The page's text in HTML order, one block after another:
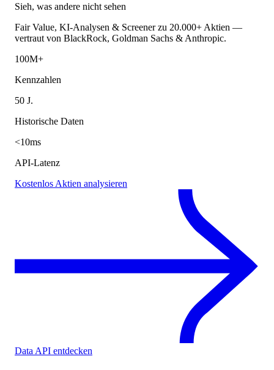
Sieh, was andere nicht sehen
Fair Value, KI-Analysen & Screener zu 20.000+ Aktien —
vertraut von BlackRock, Goldman Sachs & Anthropic.
100M+
Kennzahlen
50 J.
Historische Daten
<10ms
API-Latenz
Kostenlos Aktien analysieren
Data API entdecken